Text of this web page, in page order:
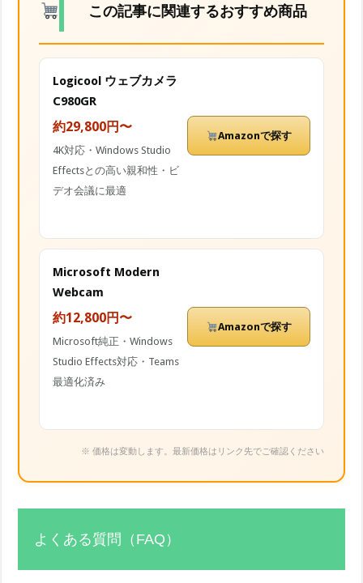
この記事に関連するおすすめ商品
Logicool ウェブカメラ
C980GR
約29,800円〜
4K対応・Windows Studio
Effectsとの高い親和性・ビ
デオ会議に最適
Amazonで探す
Microsoft Modern
Webcam
約12,800円〜
Microsoft純正・Windows
Studio Effects対応・Teams
最適化済み
Amazonで探す
※ 価格は変動します。最新価格はリンク先でご確認ください
よくある質問（FAQ）